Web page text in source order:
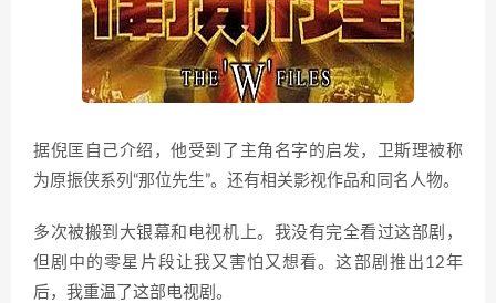
据倪匡自己介绍，他受到了主角名字的启发，卫斯理被称
为原振侠系列“那位先生”。还有相关影视作品和同名人物。
多次被搬到大银幕和电视机上。我没有完全看过这部剧，
但剧中的零星片段让我又害怕又想看。这部剧推出12年
后，我重温了这部电视剧。